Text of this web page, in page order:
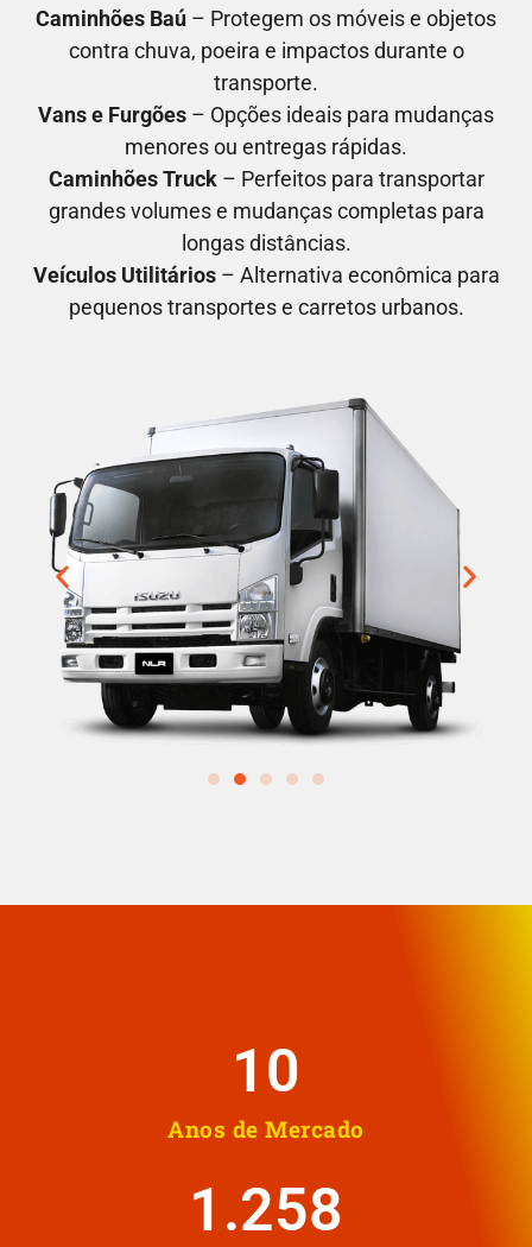
Caminhões Baú – Protegem os móveis e objetos
contra chuva, poeira e impactos durante o
transporte.
Vans e Furgões – Opções ideais para mudanças
menores ou entregas rápidas.
Caminhões Truck– Perfeitos para transportar
grandes volumes e mudanças completas para
longas distâncias.
Veículos Utilitários– Alternativa econômica para
pequenos transportes e carretos urbanos.
Anos de Mercado
10
1.258